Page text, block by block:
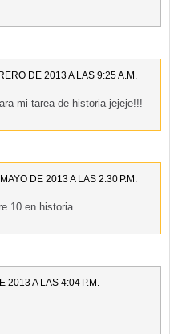
DE 2013 A LAS 9:25 A.M.
mi tarea de historia jejeje!!!
DE 2013 A LAS 2:30 P.M.
10 en historia
2013 A LAS 4:04 P.M.